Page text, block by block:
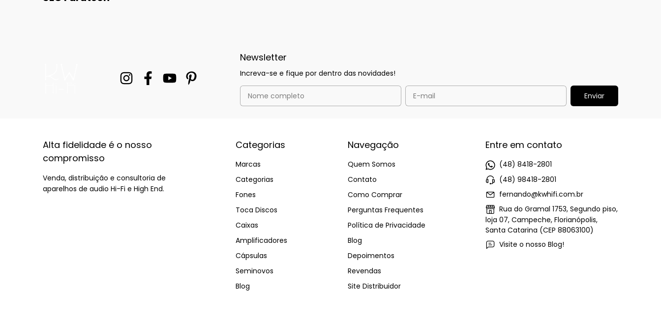
Newsletter
Increva-se e fique por dentro das novidades!
Alta fidelidade é o nosso
compromisso
Venda, distribuição e consultoria de
aparelhos de audio Hi-Fi e High End.
Categorias
Marcas
Categorias
Fones
Toca Discos
Caixas
Amplificadores
Cápsulas
Seminovos
Blog
Navegação
Quem Somos
Contato
Como Comprar
Perguntas Frequentes
Política de Privacidade
Blog
Depoimentos
Revendas
Site Distribuidor
Entre em contato
(48) 8418-2801
(48) 98418-2801
fernando@kwhifi.com.br
Rua do Gramal 1753, Segundo piso,
loja 07, Campeche, Florianópolis,
Santa Catarina (CEP 88063100)
Visite o nosso Blog!